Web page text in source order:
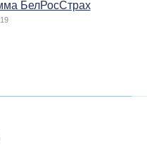
БелРосСтрах